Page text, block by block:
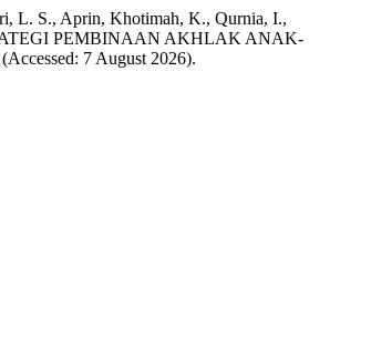
L. S., Aprin, Khotimah, K., Qurnia, I.,
PEMBINAAN AKHLAK ANAK-
7 August 2026).